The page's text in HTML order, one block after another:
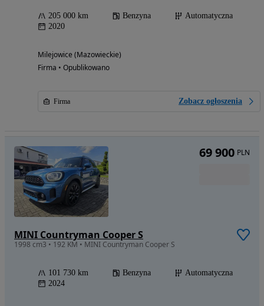
205 000 km Benzyna
Automatyczna
2020
Milejowice (Mazowieckie)
Firma • Opublikowano
Firma Zobacz ogłoszenia
MINI Countryman Cooper S
1998 cm3 • 192 KM • MINI Countryman Cooper S
101 730 km Benzyna
Automatyczna
2024
69 900 PLN